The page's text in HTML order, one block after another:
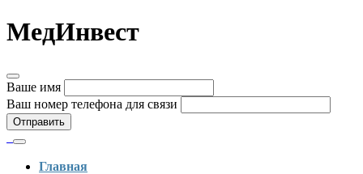
МедИнвест
Ваше имя
Ваш номер телефона для связи
Отправить
Главная